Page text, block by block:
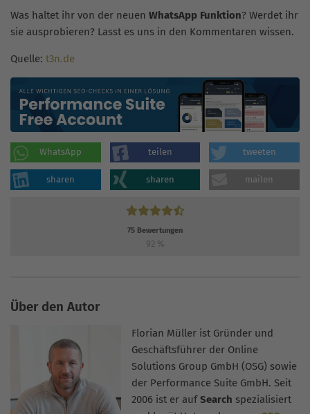
Was haltet ihr von der neuen WhatsApp Funktion? Werdet ihr
sie ausprobieren? Lasst es uns in den Kommentaren wissen.
Quelle: t3n.de
WhatsApp teilen tweeten
sharen sharen mailen
75 Bewertungen
92 %
Über den Autor
Florian Müller ist Gründer und
Geschäftsführer der Online
Solutions Group GmbH (OSG) sowie
der Performance Suite GmbH. Seit
2006 ist er aufSearch spezialisiert